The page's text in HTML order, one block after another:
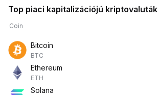
Top piaci kapitalizációjú kriptovaluták
Coin
Bitcoin
BTC
Ethereum
ETH
Solana